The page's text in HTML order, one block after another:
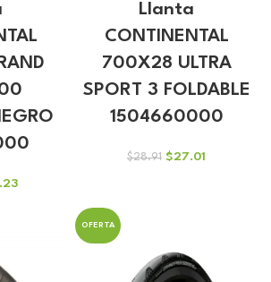
El
Llanta
CONTINENTAL
700X28 ULTRA
SPORT 3 FOLDABLE
1504660000
$28.91 El
$27.01
OFERTA